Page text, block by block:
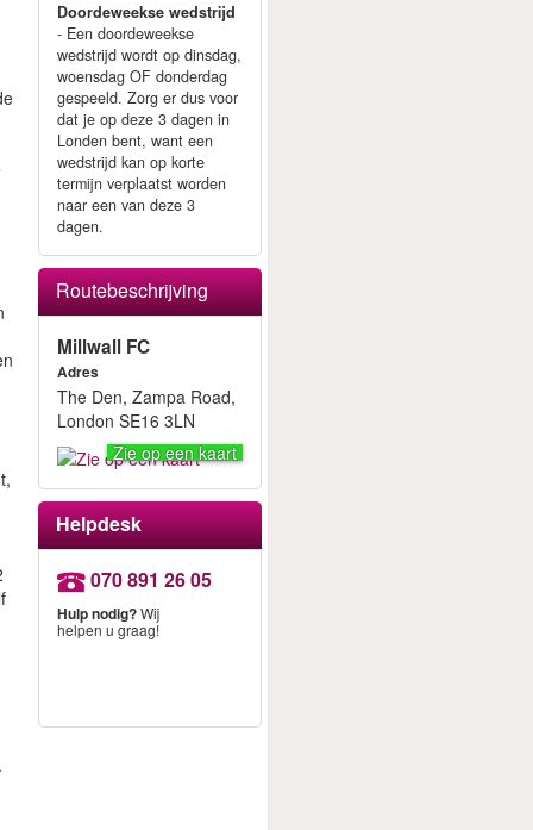
Doordeweekse wedstrijd
- Een doordeweekse
wedstrijd wordt op dinsdag,
woensdag OF donderdag
gespeeld. Zorg er dus voor
dat je op deze 3 dagen in
Londen bent, want een
wedstrijd kan op korte
termijn verplaatst worden
naar een van deze 3
dagen.
Routebeschrijving
Millwall FC
Adres
The Den, Zampa Road,
London SE16 3LN
Zie op een kaart
Helpdesk
070 891 26 05
Hulp nodig?Wij
helpen u graag!